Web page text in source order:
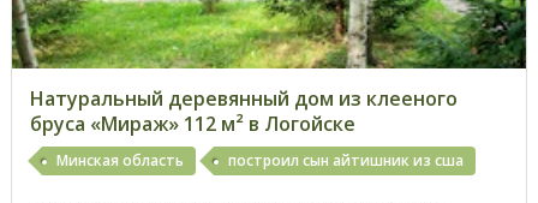
Натуральный деревянный дом из клееного
бруса «Мираж» 112 м² в Логойске
Минская область построил сын айтишник из сша